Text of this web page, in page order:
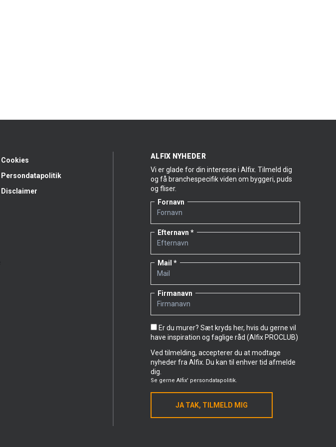
Cookies
Persondatapolitik
Disclaimer
ALFIX NYHEDER
Vi er glade for din interesse i Alfix. Tilmeld dig
og få branchespecifik viden om byggeri, puds
og fliser.
Fornavn
Efternavn
Mail
Firmanavn
Er du murer? Sæt kryds her, hvis du gerne vil
have inspiration og faglige råd (Alfix PROCLUB)
Ved tilmelding, accepterer du at modtage
nyheder fra Alfix. Du kan til enhver tid afmelde
dig.
Se gerne Alfix' persondatapolitik.
JA TAK, TILMELD MIG